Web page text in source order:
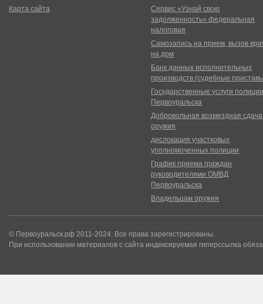
Карта сайта
Сервис «Узнай свою
задолженность» федеральная
налоговая
Самозапись на прием, вызов
на дом
Банк данных исполнительных
производств (судебные
Государственные услуги
Первоуральска
Добровольная возмездная сдача
оружия
дислокация участковых
уполномоченных полиции
График приема граждан
руководителями ОМВД
Первоуральска
Владельцам оружия
© Первоуральск.рф 2011-2024. Все права зарегистрированы.
При использовании материалов с сайта индексируемая гиперссылка